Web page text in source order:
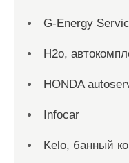
G-Energy
H2о,
HONDA
Infocar
Kelo, банный